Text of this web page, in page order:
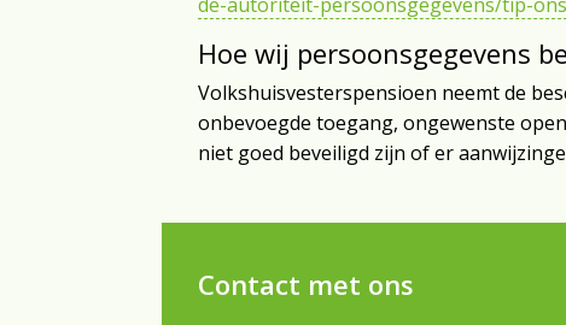
Hoe wij persoonsgegevens
Volkshuisvesterspensioen neemt de
onbevoegde toegang, ongewenste
niet goed beveiligd zijn of er
Contact met ons